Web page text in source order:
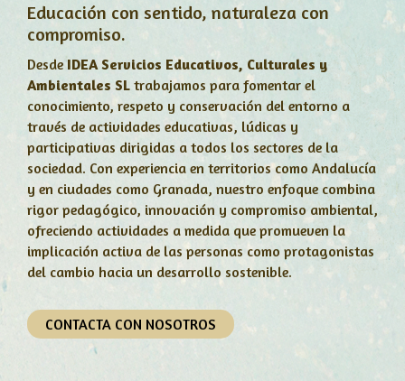
Educación con sentido, naturaleza con
compromiso.
DesdeIDEA Servicios Educativos, Culturales y
Ambientales SL trabajamos para fomentar el
conocimiento, respeto y conservación del entorno a
través de actividades educativas, lúdicas y
participativas dirigidas a todos los sectores de la
sociedad. Con experiencia en territorios como Andalucía
y en ciudades como Granada, nuestro enfoque combina
rigor pedagógico, innovación y compromiso ambiental,
ofreciendo actividades a medida que promueven la
implicación activa de las personas como protagonistas
del cambio hacia un desarrollo sostenible.
CONTACTA CON NOSOTROS